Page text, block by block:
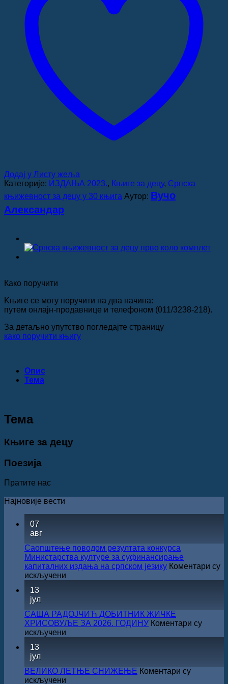
Додај у Листу жеља
Категорије: ИЗДАЊА 2023., Књиге за децу, Српска
књижевност за децу у 30 књига Аутор: Вучо
Александар
Како поручити
Kњиге се могу поручити на два начина:
путем онлајн-продавнице и телефоном (011/3238-218).
За детаљно упутство погледајте страницу
како поручити књигу
Опис
Teма
Teма
Књиге за децу
Поезија
Пратите нас
Најновије вести
07
авг
Саопштење поводом резултата конкурса
Министарства културе за суфинансирање
капиталних издања на српском језику Коментари су
искључени
конкурса
Министарства
културе
за
издања
на
13
јул
САША РАДОЈЧИЋ ДОБИТНИК ЖИЧКЕ
ХРИСОВУЉЕ ЗА 2026. ГОДИНУ Коментари су
искључени
ЖИЧКЕ
ХРИСОВУЉЕ
13
јул
ВЕЛИКО ЛЕТЊЕ СНИЖЕЊЕ Коментари су
искључени